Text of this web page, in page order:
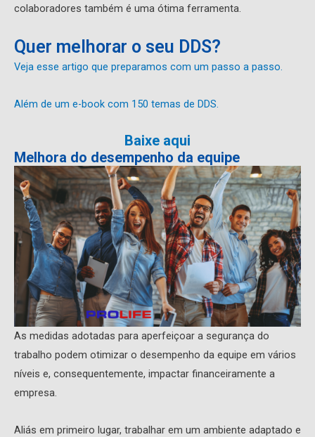
colaboradores também é uma ótima ferramenta.
Quer melhorar o seu DDS?
Veja esse artigo que preparamos com um passo a passo.
Além de um e-book com 150 temas de DDS.
Baixe aqui
Melhora do desempenho da equipe
As medidas adotadas para aperfeiçoar a segurança do
trabalho podem otimizar o desempenho da equipe em vários
níveis e, consequentemente, impactar financeiramente a
empresa.
Aliás em primeiro lugar, trabalhar em um ambiente adaptado e